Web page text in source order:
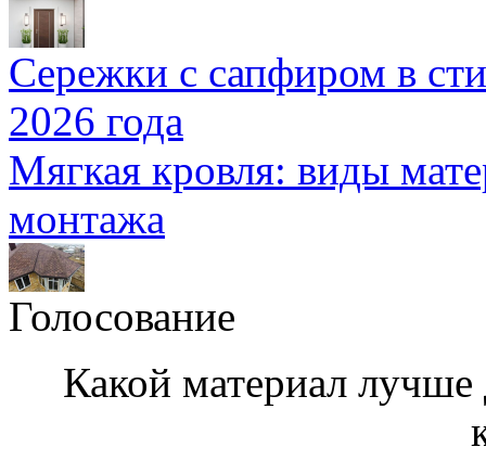
Сережки с сапфиром в
2026 года
Мягкая кровля: виды
монтажа
Голосование
Какой материал